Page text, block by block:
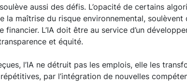
aussi des défis. L’opacité de certains
la maîtrise du risque environnemental,
L’IA doit être au service d’un
et équité.
l’IA ne détruit pas les emplois, elle les
par l’intégration de nouvelles